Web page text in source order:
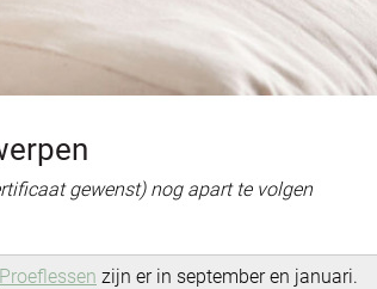
gewenst) nog apart te volgen
Proeflessen zijn er in september en januari.